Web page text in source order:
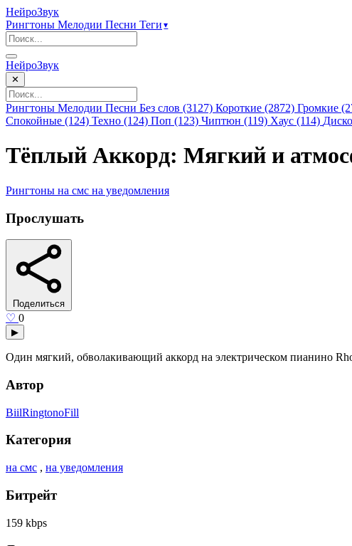
НейроЗвук
Рингтоны Мелодии Песни Теги ▾
НейроЗвук
✕
Рингтоны Мелодии Песни Без слов (3127) Короткие (2872) Громкие
Спокойные (124) Техно (124) Поп (123) Чиптюн (119) Хаус (114)
Тёплый Аккорд: Мягкий и
Рингтоны на смс на уведомления
Прослушать
Поделиться
♡ 0
▶
Один мягкий, обволакивающий аккорд на электрическом пианино
Автор
BiilRingtonoFill
Категория
на смс , на уведомления
Битрейт
159 kbps